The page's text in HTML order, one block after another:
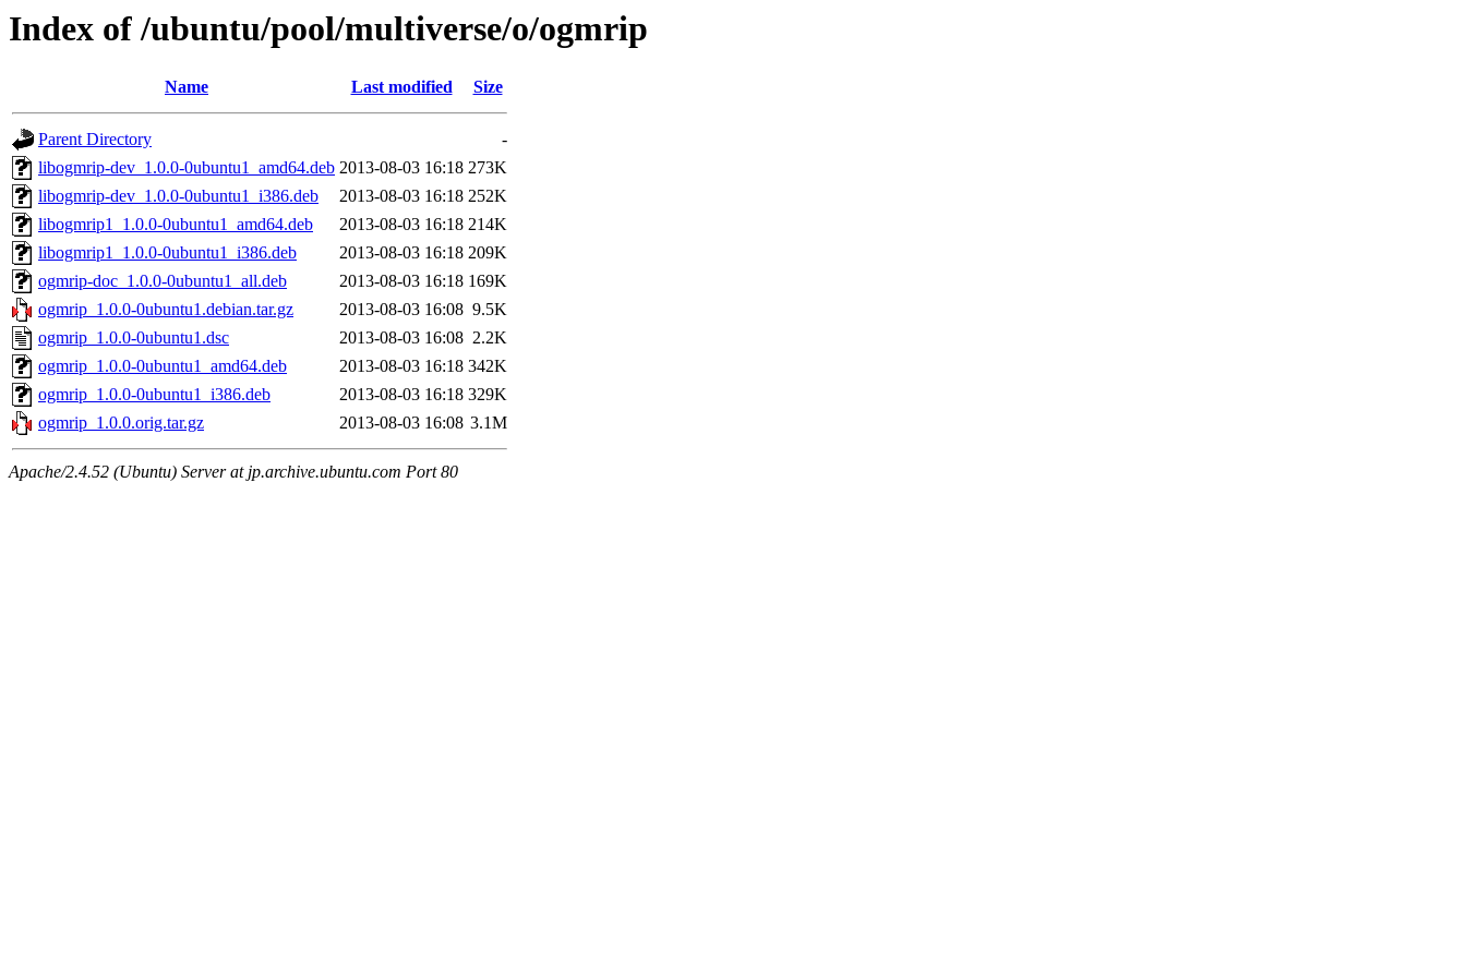
Index of /ubuntu/pool/multiverse/o/ogmrip
Name Last modified Size
Parent Directory
-
libogmrip-dev_1.0.0-0ubuntu1_amd64.deb 2013-08-03 16:18 273K
libogmrip-dev_1.0.0-0ubuntu1_i386.deb
2013-08-03 16:18 252K
libogmrip1_1.0.0-0ubuntu1_amd64.deb
2013-08-03 16:18 214K
libogmrip1_1.0.0-0ubuntu1_i386.deb
2013-08-03 16:18 209K
ogmrip-doc_1.0.0-0ubuntu1_all.deb
2013-08-03 16:18 169K
ogmrip_1.0.0-0ubuntu1.debian.tar.gz
2013-08-03 16:08 9.5K
ogmrip_1.0.0-0ubuntu1.dsc
2013-08-03 16:08 2.2K
ogmrip_1.0.0-0ubuntu1_amd64.deb
2013-08-03 16:18 342K
ogmrip_1.0.0-0ubuntu1_i386.deb
2013-08-03 16:18 329K
ogmrip_1.0.0.orig.tar.gz
2013-08-03 16:08 3.1M
Apache/2.4.52 (Ubuntu) Server at jp.archive.ubuntu.com Port 80